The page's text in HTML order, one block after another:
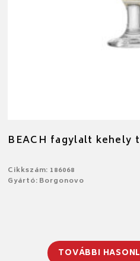
BEACH fagylalt kehely
Cikkszám: 186068
Gyártó: Borgonovo
TOVÁBBI